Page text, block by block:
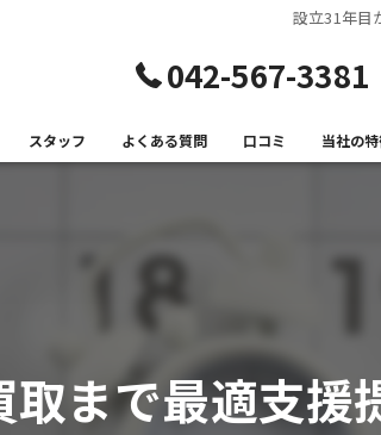
設立31年目
042-567-3381
スタッフ よくある質問 口コミ 当社の
住み
まで最適支援